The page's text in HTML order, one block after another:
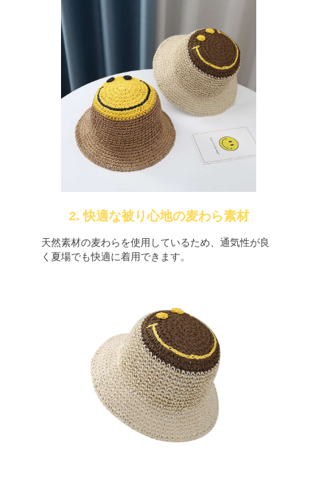
2. 快適な被り心地の麦わら素材
天然素材の麦わらを使用しているため、通気性が良
く夏場でも快適に着用できます。